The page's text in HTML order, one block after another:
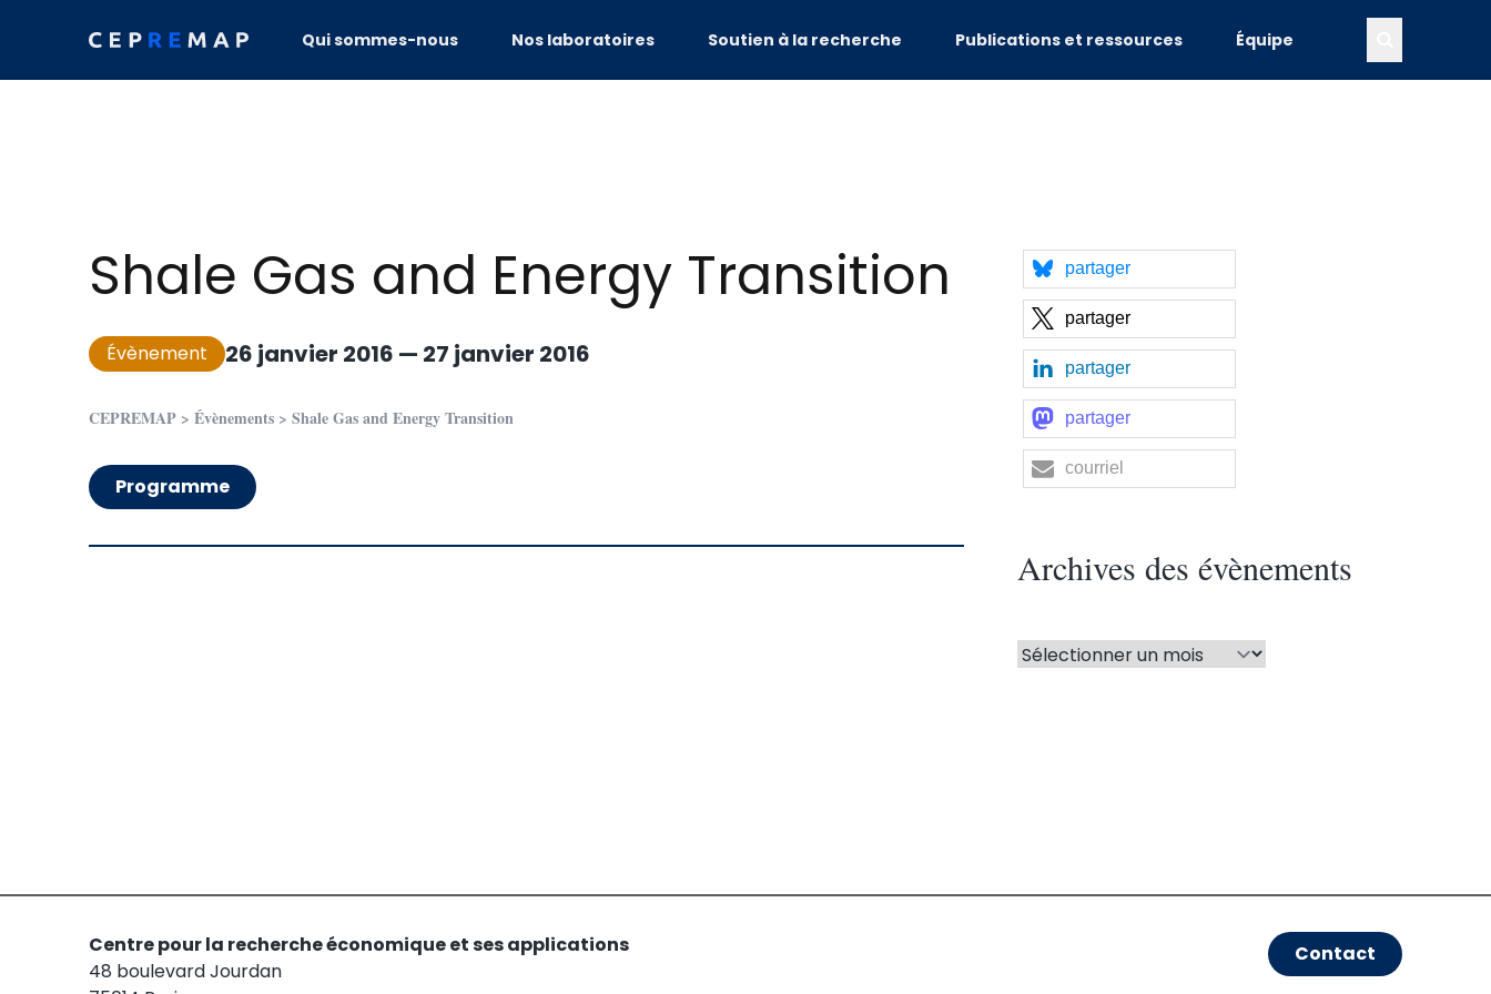
Qui sommes-nous Nos laboratoires Soutien à la recherche Publications et ressources Équipe
Shale Gas and Energy Transition
Évènement 26 janvier 2016 — 27 janvier 2016
CEPREMAP > Évènements > Shale Gas and Energy Transition
Programme
partager
partager
partager
partager
courriel
Archives des évènements
Centre pour la recherche économique et ses applications
48 boulevard Jourdan
Contact